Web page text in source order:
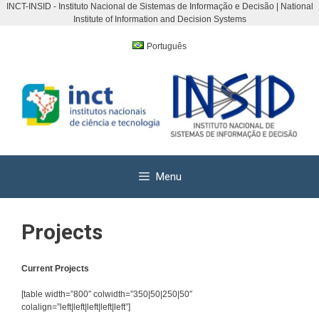
INCT-INSID - Instituto Nacional de Sistemas de Informação e Decisão | National
Institute of Information and Decision Systems
Português
Menu
Projects
Current Projects
[table width=”800″ colwidth=”350|50|250|50″
colalign=”left|left|left|left|left”]